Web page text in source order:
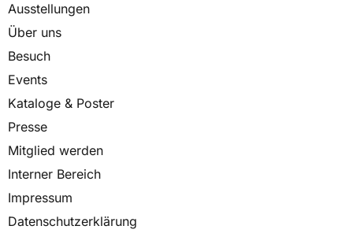
Ausstellungen
Über uns
Besuch
Events
Kataloge & Poster
Presse
Mitglied werden
Interner Bereich
Impressum
Datenschutzerklärung